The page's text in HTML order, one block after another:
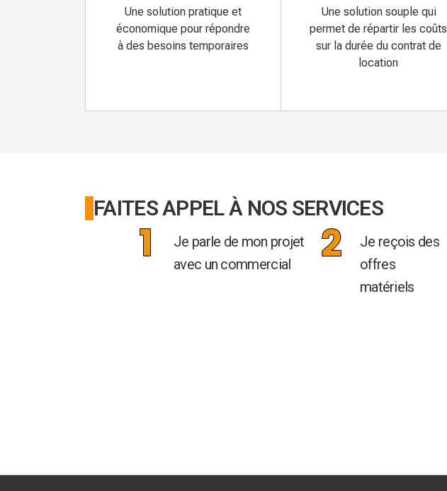
Une solution pratique et
économique pour répondre
à des besoins temporaires
Une solution souple qui
permet de répartir les coûts
sur la durée du contrat de
location
FAITES APPEL À NOS SERVICES
Je parle de mon projet
avec un commercial
Je reçois des
offres
matériels